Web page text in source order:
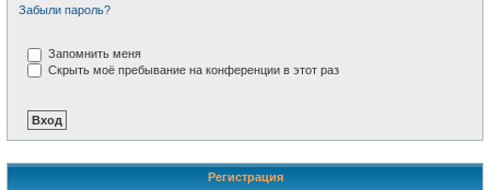
Забыли пароль?
Запомнить меня
Скрыть моё пребывание на конференции в этот раз
Регистрация